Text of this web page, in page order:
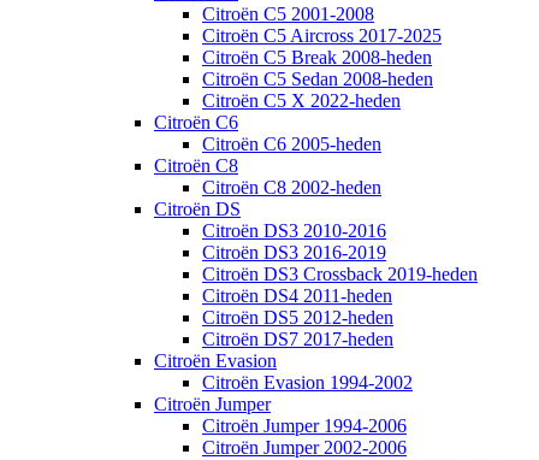
Citroën C5 2001-2008
Citroën C5 Aircross 2017-2025
Citroën C5 Break 2008-heden
Citroën C5 Sedan 2008-heden
Citroën C5 X 2022-heden
Citroën C6
Citroën C6 2005-heden
Citroën C8
Citroën C8 2002-heden
Citroën DS
Citroën DS3 2010-2016
Citroën DS3 2016-2019
Citroën DS3 Crossback 2019-heden
Citroën DS4 2011-heden
Citroën DS5 2012-heden
Citroën DS7 2017-heden
Citroën Evasion
Citroën Evasion 1994-2002
Citroën Jumper
Citroën Jumper 1994-2006
Citroën Jumper 2002-2006